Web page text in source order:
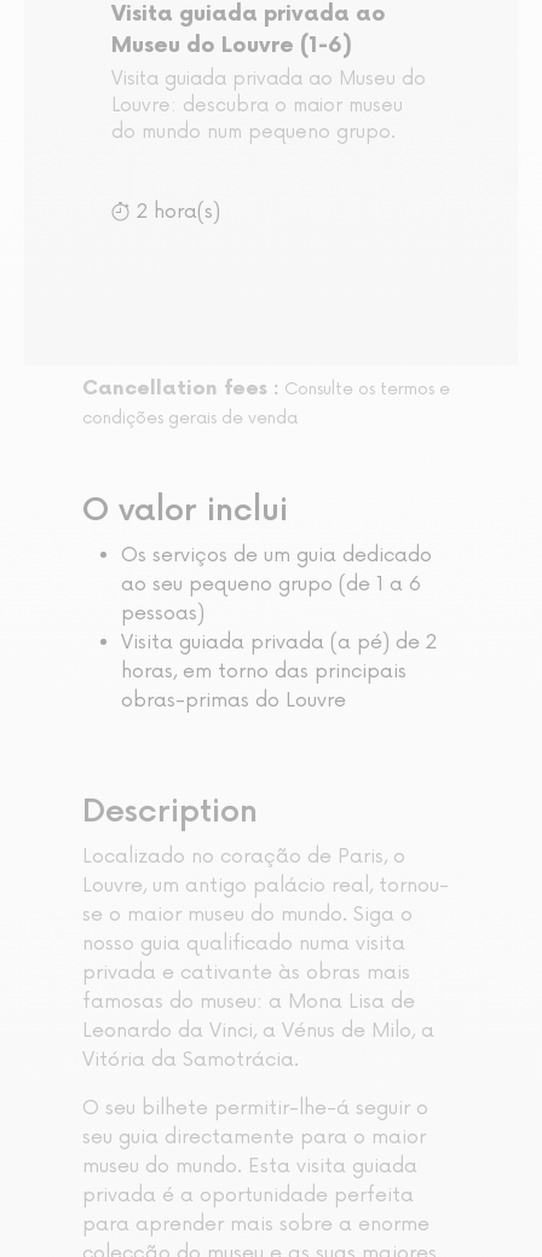
Visita guiada privada ao
Museu do Louvre (1-6)
Visita guiada privada ao Museu do
Louvre: descubra o maior museu
do mundo num pequeno grupo.
2 hora(s)
Cancellation fees : Consulte os termos e
condições gerais de venda
O valor inclui
Os serviços de um guia dedicado
ao seu pequeno grupo (de 1 a 6
pessoas)
Visita guiada privada (a pé) de 2
horas, em torno das principais
obras-primas do Louvre
Description
Localizado no coração de Paris, o
Louvre, um antigo palácio real, tornou-
se o maior museu do mundo. Siga o
nosso guia qualificado numa visita
privada e cativante às obras mais
famosas do museu: a Mona Lisa de
Leonardo da Vinci, a Vénus de Milo, a
Vitória da Samotrácia.
O seu bilhete permitir-lhe-á seguir o
seu guia directamente para o maior
museu do mundo. Esta visita guiada
privada é a oportunidade perfeita
para aprender mais sobre a enorme